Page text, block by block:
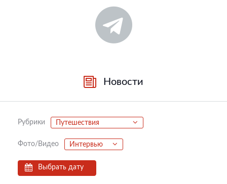
Новости
Рубрики Путешествия
Фото/Видео Интервью
Выбрать дату